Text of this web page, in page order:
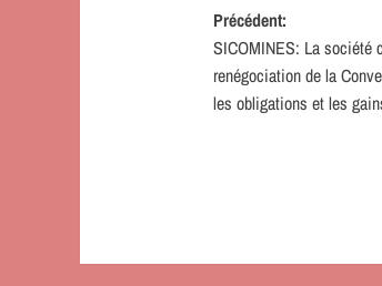
Navigation
d’article
Précédent:
SICOMINES: La société
renégociation de la
les obligations et les